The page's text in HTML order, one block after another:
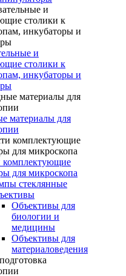
и
столики к
инкубаторы и
материалы для
комплектующие
для микроскопа
стеклянные
Объективы для
биологии и
медицины
Объективы для
материаловедения